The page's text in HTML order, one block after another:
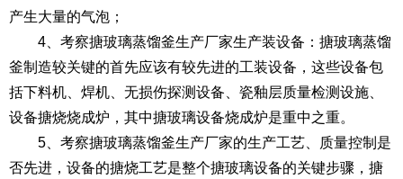
产生大量的气泡；
4、考察搪玻璃蒸馏釜生产厂家生产装设备：搪玻璃蒸馏
釜制造较关键的首先应该有较先进的工装设备，这些设备包
括下料机、焊机、无损伤探测设备、瓷釉层质量检测设施、
设备搪烧烧成炉，其中搪玻璃设备烧成炉是重中之重。
5、考察搪玻璃蒸馏釜生产厂家的生产工艺、质量控制是
否先进，设备的搪烧工艺是整个搪玻璃设备的关键步骤，搪